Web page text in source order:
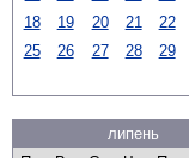
18
19 20 21 22
25
26 27 28 29
липень